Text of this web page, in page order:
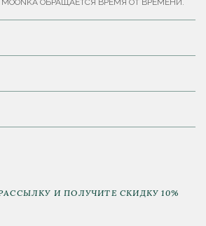
ОБРАЩАЕТСЯ ВРЕМЯ ОТ ВРЕМЕНИ.
И ПОЛУЧИТЕ СКИДКУ 10%